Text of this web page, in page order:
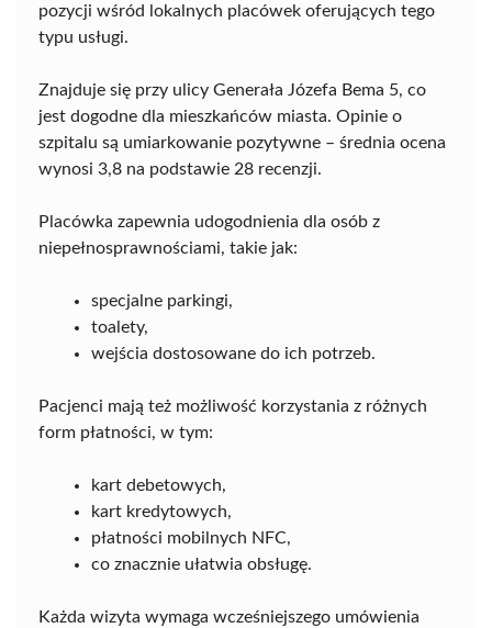
pozycji wśród lokalnych placówek oferujących tego
typu usługi.
Znajduje się przy ulicy Generała Józefa Bema 5, co
jest dogodne dla mieszkańców miasta. Opinie o
szpitalu są umiarkowanie pozytywne – średnia ocena
wynosi 3,8 na podstawie 28 recenzji.
Placówka zapewnia udogodnienia dla osób z
niepełnosprawnościami, takie jak:
specjalne parkingi,
toalety,
wejścia dostosowane do ich potrzeb.
Pacjenci mają też możliwość korzystania z różnych
form płatności, w tym:
kart debetowych,
kart kredytowych,
płatności mobilnych NFC,
co znacznie ułatwia obsługę.
Każda wizyta wymaga wcześniejszego umówienia